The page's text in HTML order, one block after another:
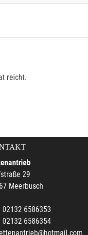
reicht.
29
Meerbusch
02132 6586353
02132 6586354